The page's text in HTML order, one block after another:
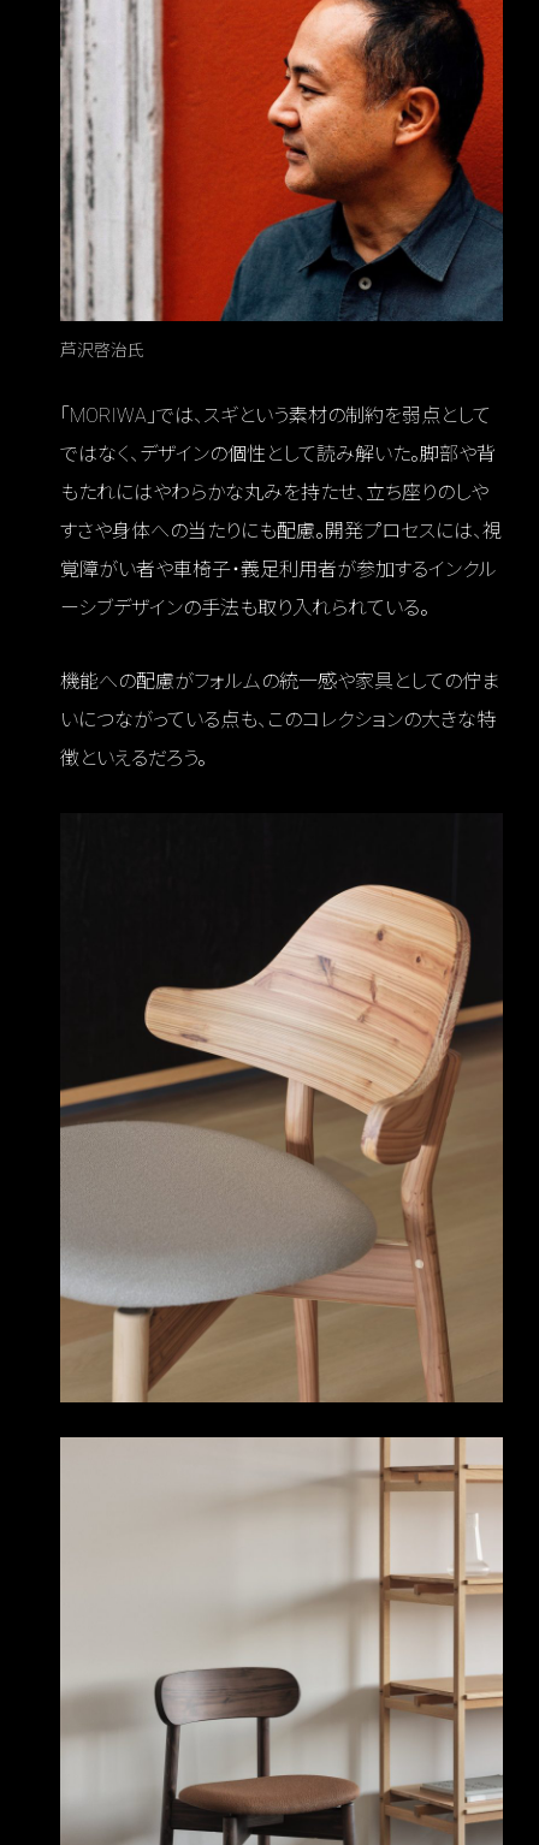
芦沢啓治氏
「MORIWA」では、スギという素材の制約を弱点として
ではなく、デザインの個性として読み解いた。脚部や背
もたれにはやわらかな丸みを持たせ、立ち座りのしや
すさや身体への当たりにも配慮。開発プロセスには、視
覚障がい者や車椅子・義足利用者が参加するインクル
ーシブデザインの手法も取り入れられている。
機能への配慮がフォルムの統一感や家具としての佇ま
いにつながっている点も、このコレクションの大きな特
徴といえるだろう。